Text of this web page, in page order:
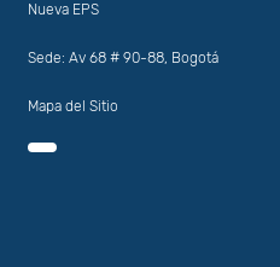
Nueva EPS
Sede: Av 68 # 90-88, Bogotá
Mapa del Sitio